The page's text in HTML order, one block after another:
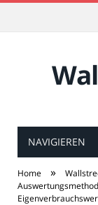
NAVIGIEREN
Home »